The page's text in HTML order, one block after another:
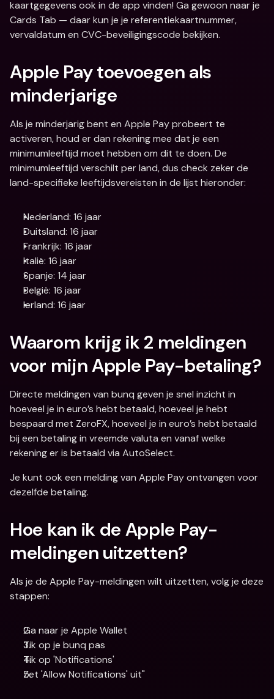
kaartgegevens ook in de app vinden! Ga gewoon naar je
Cards Tab — daar kun je je referentiekaartnummer,
vervaldatum en CVC-beveiligingscode bekijken.
Apple Pay toevoegen als
minderjarige
Als je minderjarig bent en Apple Pay probeert te
activeren, houd er dan rekening mee dat je een
minimumleeftijd moet hebben om dit te doen. De
minimumleeftijd verschilt per land, dus check zeker de
land-specifieke leeftijdsvereisten in de lijst hieronder:
Nederland: 16 jaar
Duitsland: 16 jaar
Frankrijk: 16 jaar
Italië: 16 jaar
Spanje: 14 jaar
België: 16 jaar
Ierland: 16 jaar
Waarom krijg ik 2 meldingen
voor mijn Apple Pay-betaling?
Directe meldingen van bunq geven je snel inzicht in
hoeveel je in euro’s hebt betaald, hoeveel je hebt
bespaard met ZeroFX, hoeveel je in euro’s hebt betaald
bij een betaling in vreemde valuta en vanaf welke
rekening er is betaald via AutoSelect.
Je kunt ook een melding van Apple Pay ontvangen voor
dezelfde betaling.
Hoe kan ik de Apple Pay-
meldingen uitzetten?
Als je de Apple Pay-meldingen wilt uitzetten, volg je deze
stappen:
Ga naar je Apple Wallet
Tik op je bunq pas
Tik op 'Notifications'
Zet 'Allow Notifications' uit"